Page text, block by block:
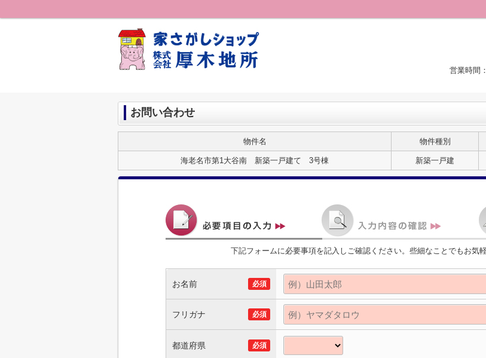
営業時間
お問い合わせ
物件名 物件種別
海老名市第1大谷南 新築一戸建て 3号棟 新築一戸建
下記フォームに必要事項を記入しご確認ください。些細なことでもお気
お名前 必須
フリガナ 必須
都道府県 必須